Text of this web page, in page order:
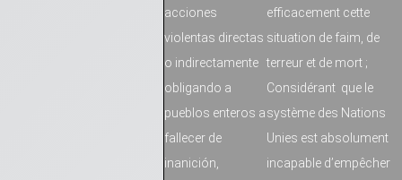
acciones
violentas directas
o indirectamente
obligando a
pueblos enteros a
fallecer de
inanición,
efficacement cette
situation de faim, de
terreur et de mort ;
Considérant que le
système des Nations
Unies est absolument
incapable d’empêcher